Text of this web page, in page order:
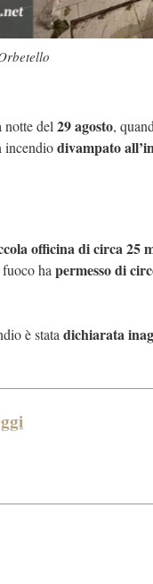
del 29 agosto,
incendiodivampato
officina di circa 25
ha permesso di
è stata dichiarata